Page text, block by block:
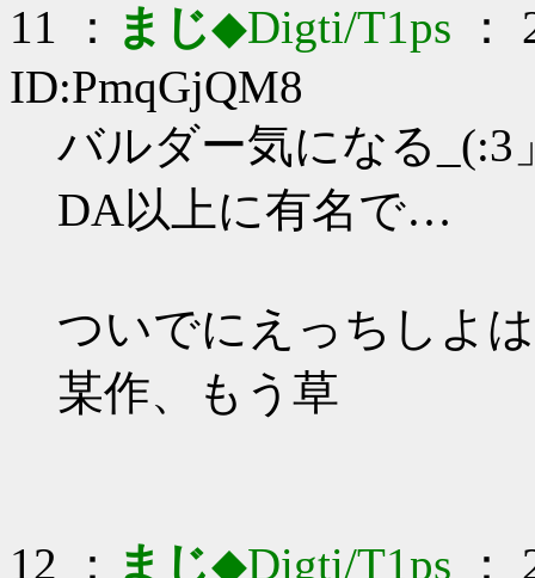
11 ： まじ◆Digti/T1ps ：
ID:PmqGjQM8
バルダー気になる_(:3
DA以上に有名で…
ついでにえっちしよ
某作、もう草
12 ： まじ◆Digti/T1ps ：